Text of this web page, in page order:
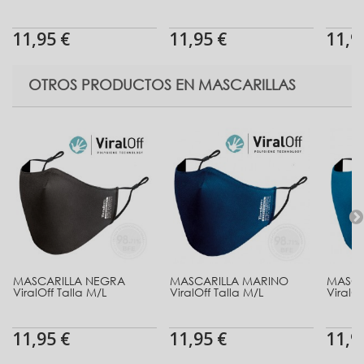
11,95 € 11,95 €
OTROS PRODUCTOS EN MASCARILLAS
MASCARILLA NEGRA
ViralOff Talla M/L
11,95 €
MASCARILLA MARINO
ViralOff Talla M/L
11,95 €